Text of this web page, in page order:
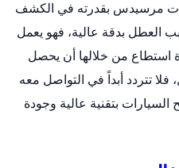
مرسيدس بقدرته في الكشف
العطل بدقة عالية، فهو يعمل
استطاع من خلالها أن يحصل
تتردد أبداً في التواصل معه
بتقنية عالية وجودة